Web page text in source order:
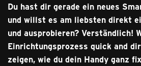
Du hast dir gerade ein neues
und willst es am liebsten direkt
und ausprobieren? Verständlich!
Einrichtungsprozess quick and
zeigen, wie du dein Handy ganz